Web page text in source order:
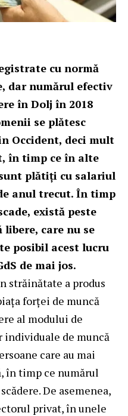
cu normă
dar numărul efectiv
în Dolj în 2018
se plătesc
Occident, deci mult
în timp ce în alte
plătiți cu salariul
anul trecut. În timp
există peste
libere, care nu se
posibil acest lucru
de mai jos.
străinătate a produs
forței de muncă
al modului de
de muncă
care au mai
în timp ce numărul
De asemenea,
privat, în unele